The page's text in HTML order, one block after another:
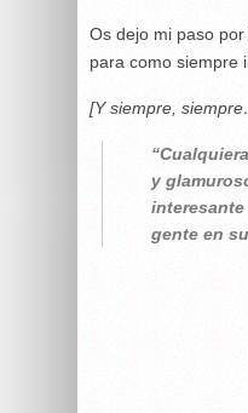
Os dejo mi paso
para como siempre
[Y siempre,
y
gente en